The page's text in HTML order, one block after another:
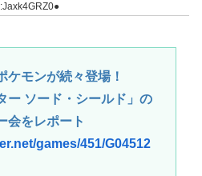
ケモンが続々登場！
ー ソード・シールド」の
会をレポート
games/451/G04512